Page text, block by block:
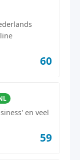
60
en veel
59